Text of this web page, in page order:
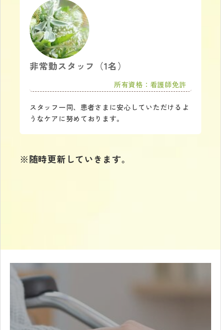
非常勤スタッフ（1名）
所有資格：看護師免許
スタッフ一同、患者さまに安心していただけるよ
うなケアに努めております。
※随時更新していきます。